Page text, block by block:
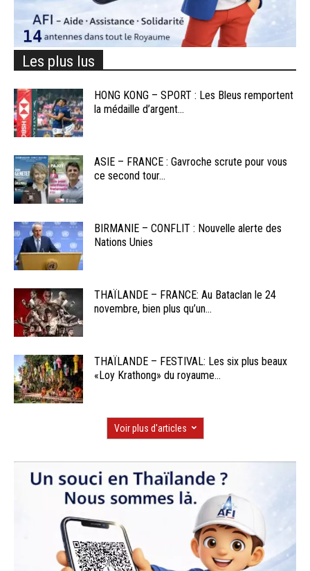
Les plus lus
HONG KONG – SPORT : Les Bleus remportent
la médaille d’argent...
ASIE – FRANCE : Gavroche scrute pour vous
ce second tour...
BIRMANIE – CONFLIT : Nouvelle alerte des
Nations Unies
THAÏLANDE – FRANCE: Au Bataclan le 24
novembre, bien plus qu’un...
THAÏLANDE – FESTIVAL: Les six plus beaux
«Loy Krathong» du royaume...
Voir plus d'articles